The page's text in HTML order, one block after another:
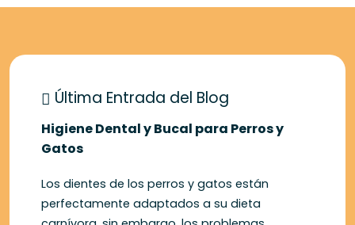
Última Entrada del Blog
Higiene Dental y Bucal para Perros y
Gatos
Los dientes de los perros y gatos están
perfectamente adaptados a su dieta